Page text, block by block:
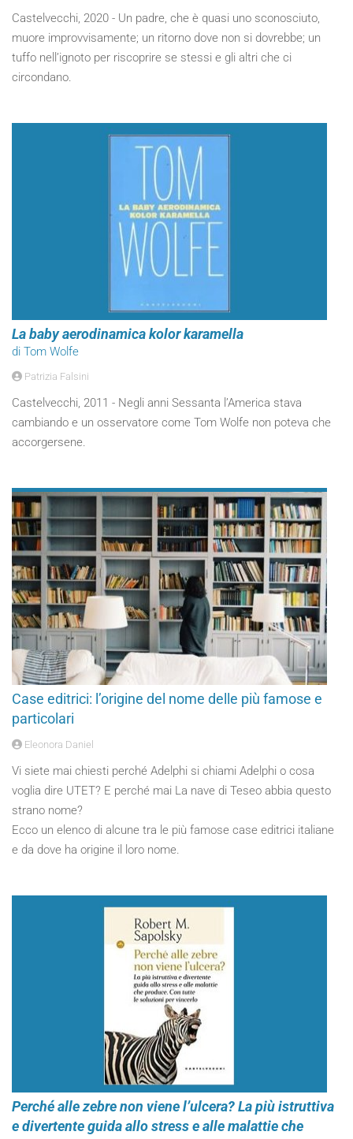
Castelvecchi, 2020 - Un padre, che è quasi uno sconosciuto,
muore improvvisamente; un ritorno dove non si dovrebbe; un
tuffo nell’ignoto per riscoprire se stessi e gli altri che ci
circondano.
La baby aerodinamica kolor karamella
di Tom Wolfe
Patrizia Falsini
Castelvecchi, 2011 - Negli anni Sessanta l’America stava
cambiando e un osservatore come Tom Wolfe non poteva che
accorgersene.
Case editrici: l’origine del nome delle più famose e
particolari
Eleonora Daniel
Vi siete mai chiesti perché Adelphi si chiami Adelphi o cosa
voglia dire UTET? E perché mai La nave di Teseo abbia questo
strano nome?
Ecco un elenco di alcune tra le più famose case editrici italiane
e da dove ha origine il loro nome.
Perché alle zebre non viene l’ulcera? La più istruttiva
e divertente guida allo stress e alle malattie che